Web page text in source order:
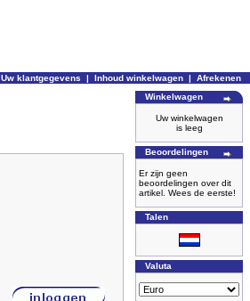
Uw klantgegevens | Inhoud winkelwagen | Afrekenen
Winkelwagen
Uw winkelwagen
is leeg
Beoordelingen
Er zijn geen
beoordelingen over dit
artikel. Wees de eerste!
Talen
Valuta